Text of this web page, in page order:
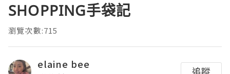
SHOPPING手袋記
瀏覽次數:715
elaine bee
追蹤